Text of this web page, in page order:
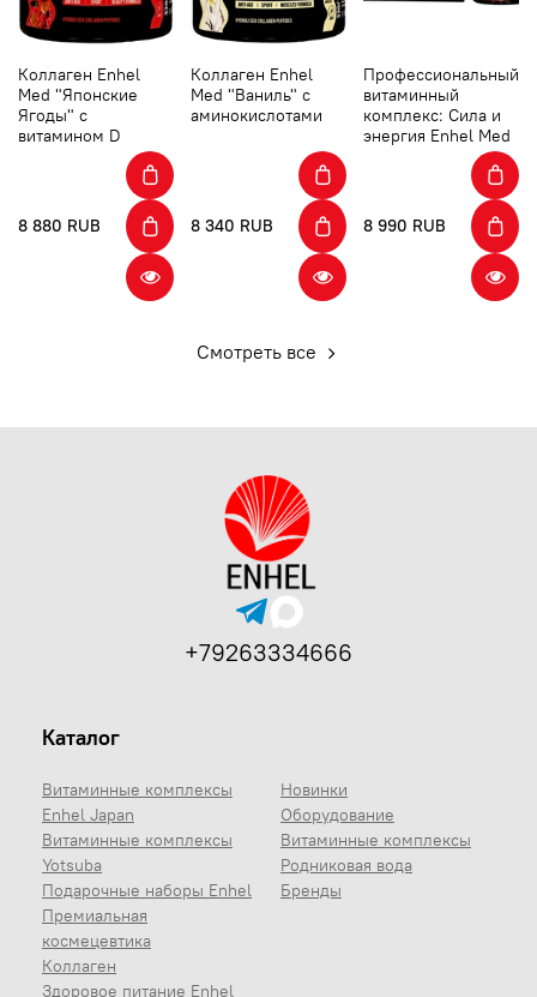
Коллаген Enhel
Med "Японские
Ягоды" с
витамином D
8 880 RUB
Коллаген Enhel
Med "Ваниль" с
аминокислотами
8 340 RUB
Профессиональный
витаминный
комплекс: Сила и
энергия Enhel Med
8 990 RUB
Смотреть все
Каталог
Витаминные комплексы
Enhel Japan
Витаминные комплексы
Yotsuba
Подарочные наборы Enhel
Премиальная
космецевтика
Коллаген
Здоровое питание Enhel
Новинки
Оборудование
Витаминные комплексы
Родниковая вода
Бренды
+79263334666